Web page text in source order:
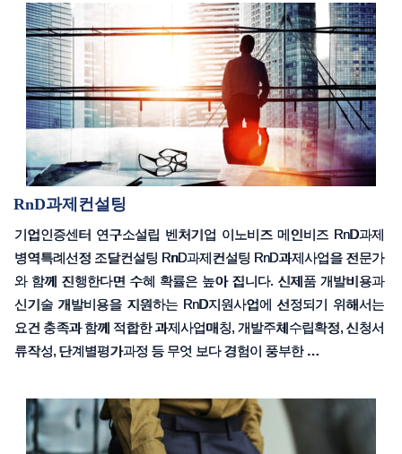
RnD과제컨설팅
기업인증센터 연구소설립 벤처기업 이노비즈 메인비즈 RnD과제
병역특례선정 조달컨설팅 RnD과제컨설팅 RnD과제사업을 전문가
와 함께 진행한다면 수혜 확률은 높아 집니다. 신제품 개발비용과
신기술 개발비용을 지원하는 RnD지원사업에 선정되기 위해서는
요건 충족과 함께 적합한 과제사업매칭, 개발주체수립확정, 신청서
류작성, 단계별평가과정 등 무엇 보다 경험이 풍부한 …